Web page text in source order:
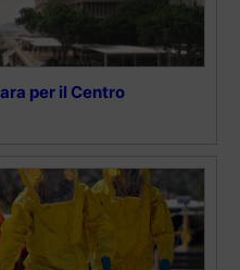
per il Centro